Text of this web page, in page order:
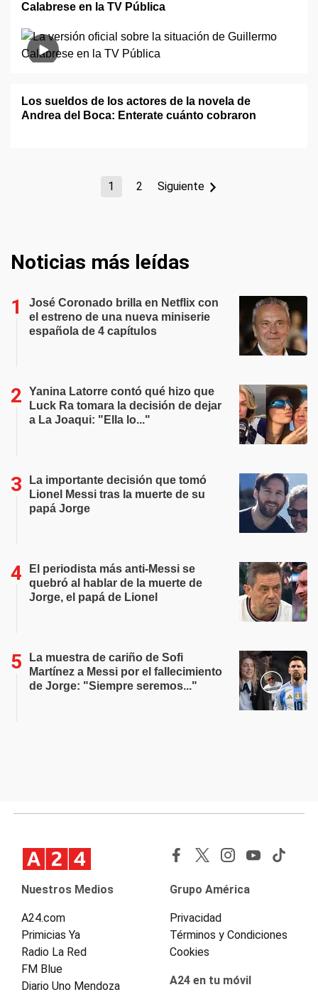
Calabrese en la TV Pública
Los sueldos de los actores de la novela de
Andrea del Boca: Enterate cuánto cobraron
1 2 Siguiente
Noticias más leídas
José Coronado brilla en Netflix con
el estreno de una nueva miniserie
española de 4 capítulos
Yanina Latorre contó qué hizo que
Luck Ra tomara la decisión de dejar
a La Joaqui: "Ella lo..."
La importante decisión que tomó
Lionel Messi tras la muerte de su
papá Jorge
El periodista más anti-Messi se
quebró al hablar de la muerte de
Jorge, el papá de Lionel
La muestra de cariño de Sofi
Martínez a Messi por el fallecimiento
de Jorge: "Siempre seremos..."
Nuestros Medios
A24.com
Primicias Ya
Radio La Red
FM Blue
Diario Uno Mendoza
Grupo América
Privacidad
Términos y Condiciones
Cookies
A24 en tu móvil